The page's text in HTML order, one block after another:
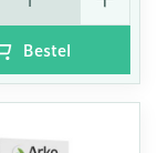
Bestel